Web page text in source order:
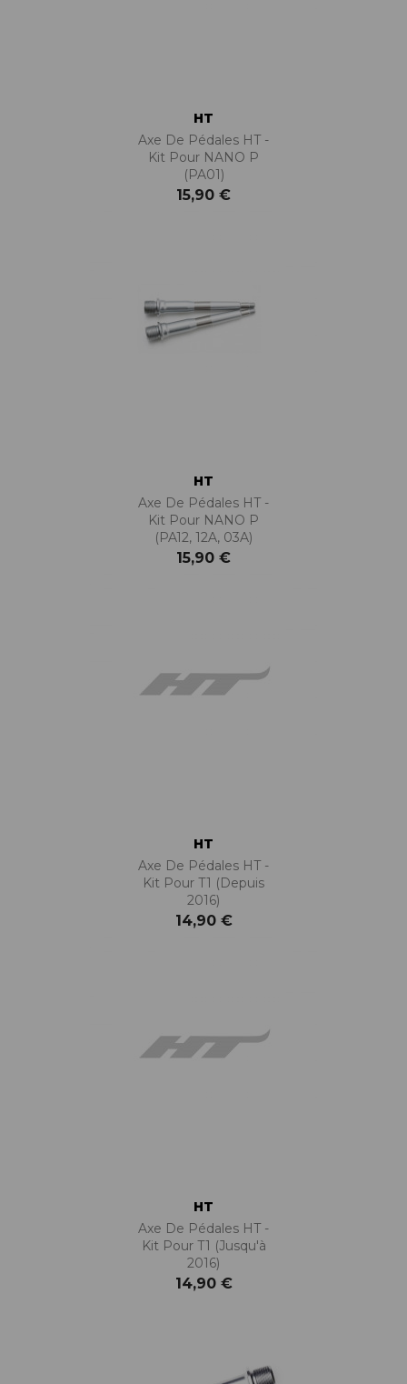
HT
Axe De Pédales HT -
Kit Pour NANO P
(PA01)
15,90 €
HT
Axe De Pédales HT -
Kit Pour NANO P
(PA12, 12A, 03A)
15,90 €
HT
Axe De Pédales HT -
Kit Pour T1 (depuis
2016)
14,90 €
HT
Axe De Pédales HT -
Kit Pour T1 (jusqu'à
2016)
14,90 €